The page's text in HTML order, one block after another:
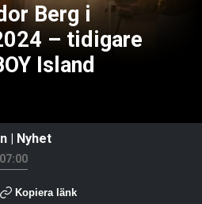
Berg i
– tidigare
Island
| Nyhet
Kopiera länk